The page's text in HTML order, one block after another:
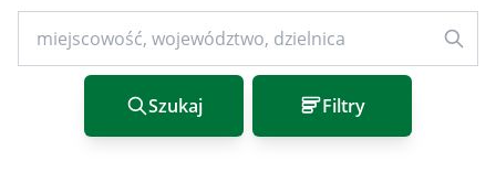
Szukaj Filtry